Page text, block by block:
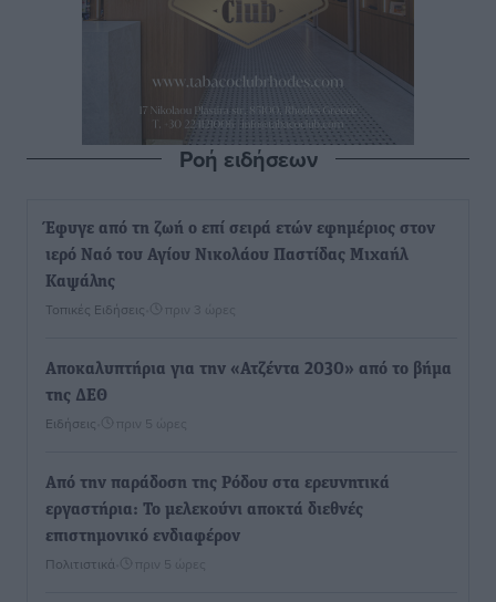
Ροή ειδήσεων
Έφυγε από τη ζωή ο επί σειρά ετών εφημέριος στον
ιερό Ναό του Αγίου Νικολάου Παστίδας Μιχαήλ
Καψάλης
Τοπικές Ειδήσεις πριν 3 ώρες
Αποκαλυπτήρια για την «Ατζέντα 2030» από το βήμα
της ΔΕΘ
Ειδήσεις πριν 5 ώρες
Από την παράδοση της Ρόδου στα ερευνητικά
εργαστήρια: Το μελεκούνι αποκτά διεθνές
επιστημονικό ενδιαφέρον
Πολιτιστικά πριν 5 ώρες